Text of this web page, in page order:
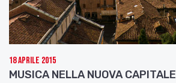
18 Aprile 2015
MUSICA NELLA NUOVA CAPITALE